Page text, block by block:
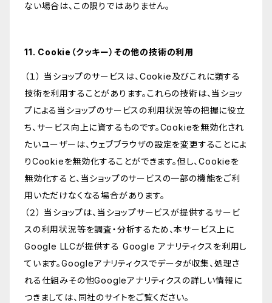
ない場合は、この限りではありません。
11. Cookie（クッキー）その他の技術の利用
（１） 当ショップのサービスは、Cookie及びこれに類する
技術を利用することがあります。これらの技術は、当ショッ
プによる当ショップのサービスの利用状況等の把握に役立
ち、サービス向上に資するものです。Cookieを無効化され
たいユーザーは、ウェブブラウザの設定を変更することによ
りCookieを無効化することができます。但し、Cookieを
無効化すると、当ショップのサービスの一部の機能をご利
用いただけなくなる場合があります。
（２） 当ショップは、当ショップサービスが提供するサービ
スの利用状況等を調査・分析するため、本サービス上に
Google LLCが提供する Google アナリティクスを利用し
ています。Googleアナリティクスでデータが収集、処理さ
れる仕組みその他Googleアナリティクスの詳しい情報に
つきましては、同社のサイトをご覧ください。